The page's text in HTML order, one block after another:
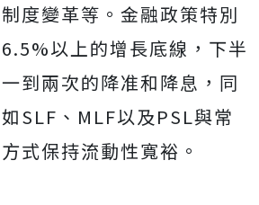
度變革等。金融政策特別
以上的增長底線，下半
到兩次的降准和降息，同
SLF、MLF以及PSL與常
式保持流動性寬裕。